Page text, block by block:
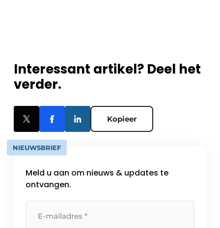
Interessant artikel? Deel het
verder.
Kopieer
NIEUWSBRIEF
Meld u aan om nieuws & updates te
ontvangen.